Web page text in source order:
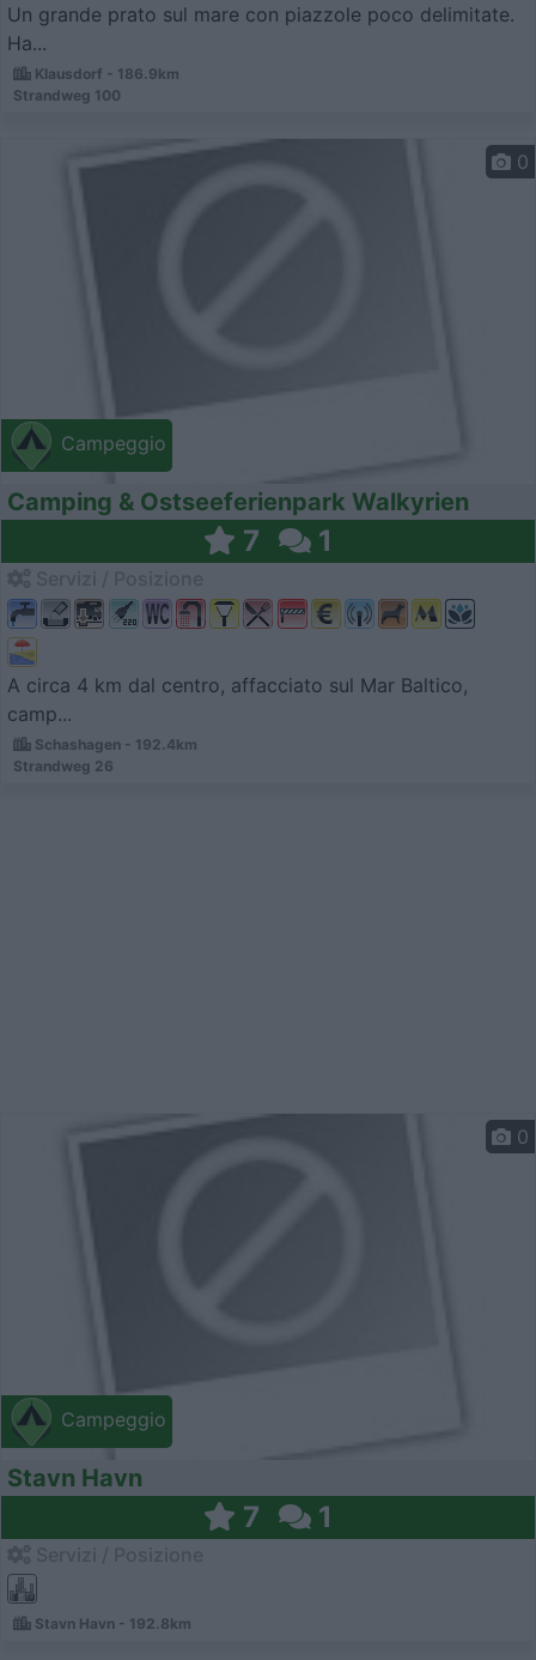
Un grande prato sul mare con piazzole poco delimitate.
Ha...
Klausdorf - 186.9km
Strandweg 100
Campeggio
0
Camping & Ostseeferienpark Walkyrien
7 1
A circa 4 km dal centro, affacciato sul Mar Baltico,
camp...
Schashagen - 192.4km
Strandweg 26
Campeggio
0
Stavn Havn
7 1
Stavn Havn - 192.8km